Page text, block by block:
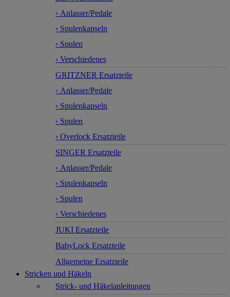
› Anlasser/Pedale
› Spulenkapseln
› Spulen
› Verschiedenes
GRITZNER Ersatzteile
› Anlasser/Pedale
› Spulenkapseln
› Spulen
› Overlock Ersatzteile
SINGER Ersatzteile
› Anlasser/Pedale
› Spulenkapseln
› Spulen
› Verschiedenes
JUKI Ersatzteile
BabyLock Ersatzteile
Allgemeine Ersatzteile
Stricken und Häkeln
Strick- und Häkelanleitungen